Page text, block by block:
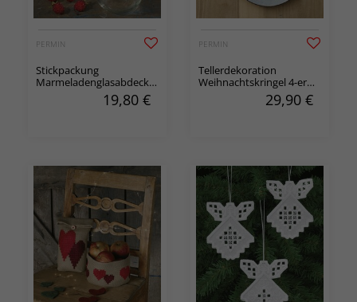
PERMIN
Stickpackung
Marmeladenglasabdeckung
Rentier und Schneemann
19,80 €
PERMIN
Tellerdekoration
Weihnachtskringel 4-er
29,90 €